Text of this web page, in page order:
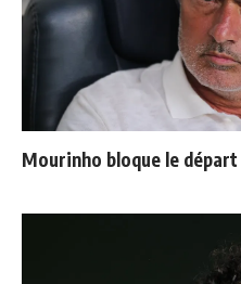
Mourinho bloque le